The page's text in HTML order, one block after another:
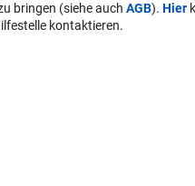
bringen (siehe auch AGB). Hier
kontaktieren.